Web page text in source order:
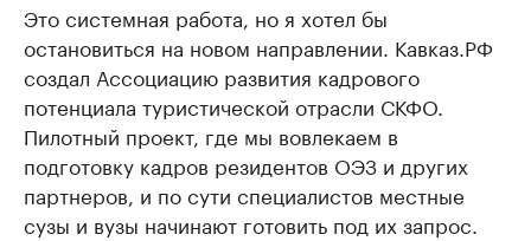
Это системная работа, но я хотел бы
остановиться на новом направлении. Кавказ.РФ
создал Ассоциацию развития кадрового
потенциала туристической отрасли СКФО.
Пилотный проект, где мы вовлекаем в
подготовку кадров резидентов ОЭЗ и других
партнеров, и по сути специалистов местные
сузы и вузы начинают готовить под их запрос.